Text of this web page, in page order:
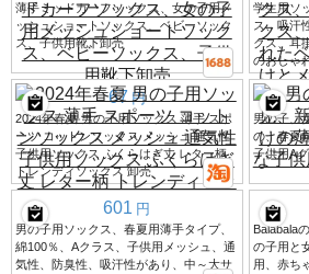
薄手ミッドカーフソックス、女の子用メ
ッシュショートソックス、ベビーソック
ス、子供用靴下卸売
学生用ソ
ス、吸汗
クス、耳
のおしゃ
67 円
2024年春夏 男の子用ソックス 薄手 スポ
ーツ コットンソックス メッシュ 通気性
子供用ソックス ふくらはぎ丈 レター柄
トレンディソックス 卸売
男の子、
の、春夏
子供用A
601 円
男の子用ソックス、春夏用薄手タイプ、
綿100％、Aクラス、子供用メッシュ、通
気性、防臭性、吸汗性があり、中～大サ
Balabala
の子用と
用、赤ち